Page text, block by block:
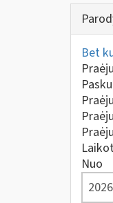
Bet
Nuo